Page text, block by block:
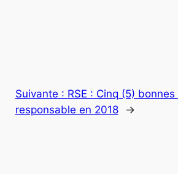
Suivante : RSE : Cinq (5)
responsable en 2018
→